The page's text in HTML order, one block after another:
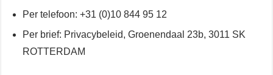
Per telefoon: +31 (0)10 844 95 12
Per brief: Privacybeleid, Groenendaal 23b, 3011 SK
ROTTERDAM